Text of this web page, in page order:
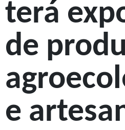
terá
de
e